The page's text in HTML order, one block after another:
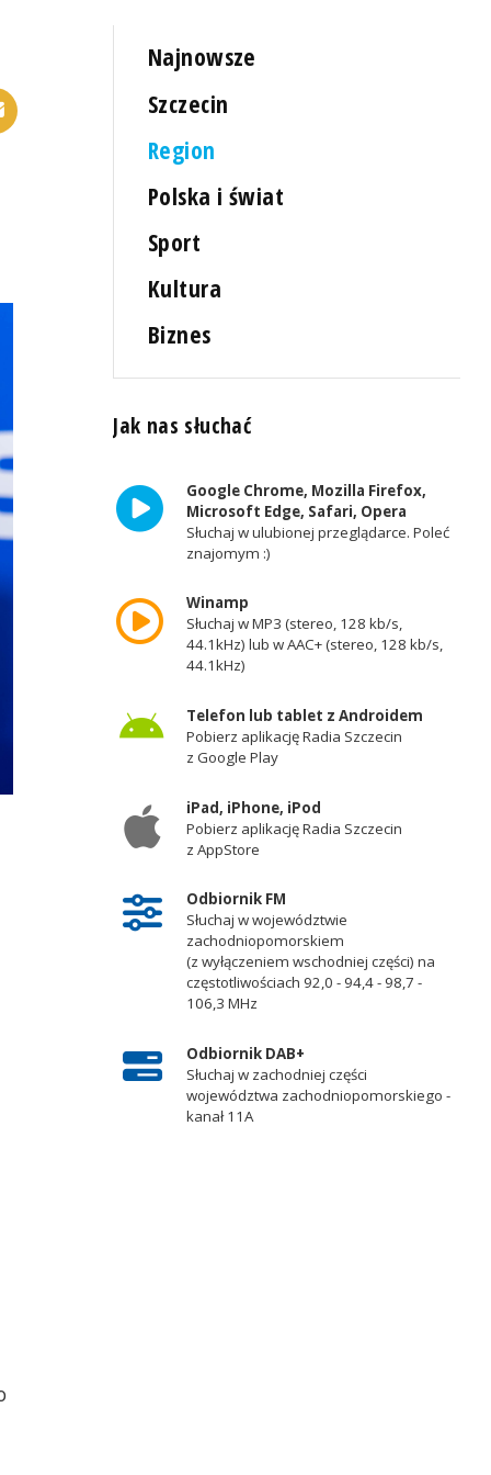
Najnowsze
Szczecin
Region
Polska i świat
Sport
Kultura
Biznes
Jak nas słuchać
Google Chrome, Mozilla Firefox,
Microsoft Edge, Safari, Opera
Słuchaj w ulubionej przeglądarce. Poleć
znajomym :)
Winamp
Słuchaj w MP3 (stereo, 128 kb/s,
44.1kHz) lub w AAC+ (stereo, 128 kb/s,
44.1kHz)
Telefon lub tablet z Androidem
Pobierz aplikację Radia Szczecin
z Google Play
iPad, iPhone, iPod
Pobierz aplikację Radia Szczecin
z AppStore
Odbiornik FM
Słuchaj w województwie
zachodniopomorskiem
(z wyłączeniem wschodniej części) na
częstotliwościach 92,0 - 94,4 - 98,7 -
106,3 MHz
Odbiornik DAB+
Słuchaj w zachodniej części
województwa zachodniopomorskiego -
kanał 11A